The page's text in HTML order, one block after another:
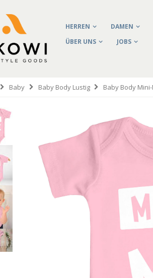
HERREN DAMEN
ÜBER UNS
JOBS
Baby Baby Body Lustig Baby Body